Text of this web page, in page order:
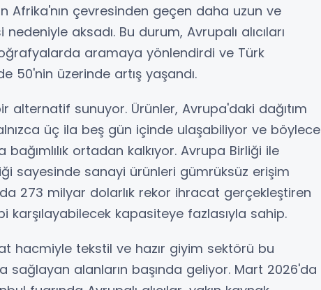
Afrika'nın çevresinden geçen daha uzun ve
aksadı. Bu durum, Avrupalı alıcıları
aramaya yönlendirdi ve Türk
50'nin üzerinde artış yaşandı.
alternatif sunuyor. Ürünler, Avrupa'daki dağıtım
üç ila beş gün içinde ulaşabiliyor ve böylece
ortadan kalkıyor. Avrupa Birliği ile
sayesinde sanayi ürünleri gümrüksüz erişim
273 milyar dolarlık rekor ihracat gerçekleştiren
karşılayabilecek kapasiteye fazlasıyla sahip.
hacmiyle tekstil ve hazır giyim sektörü bu
alanların başında geliyor. Mart 2026'da